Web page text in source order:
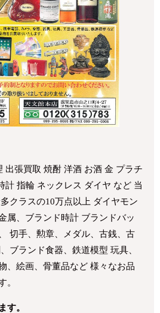
出張買取 焼酎 洋酒 お酒 金 プラチ
計 指輪 ネックレス ダイヤ など 当
クラスの10万点以上 ダイヤモン
属、ブランド時計 ブランドバッ
切手、勲章、メダル、古銭、古
ブランド食器、鉄道模型 玩具、
、絵画、骨董品など 様々なお品
。
す。